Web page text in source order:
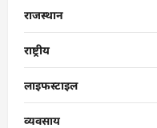
राजस्थान
राष्ट्रीय
लाइफस्टाइल
व्यवसाय